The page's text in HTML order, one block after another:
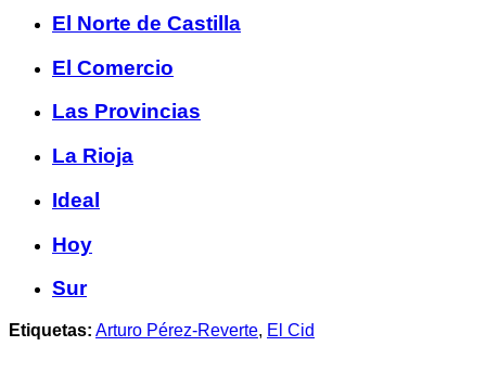
El Norte de Castilla
El Comercio
Las Provincias
La Rioja
Ideal
Hoy
Sur
Etiquetas: Arturo Pérez-Reverte, El Cid